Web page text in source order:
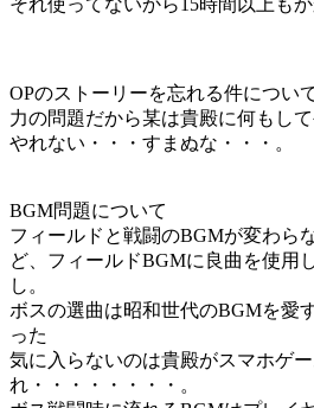
それ使ってないから15時間以上も
OPのストーリーを忘れる件につい
力の問題だから某は貴殿に何もし
やれない・・・すまぬな・・・。
BGM問題について
フィールドと戦闘のBGMが変わら
ど、フィールドBGMに良曲を使用
し。
ボスの選曲は昭和世代のBGMを愛
った
気に入らないのは貴殿がスマホゲ
れ・・・・・・・・。